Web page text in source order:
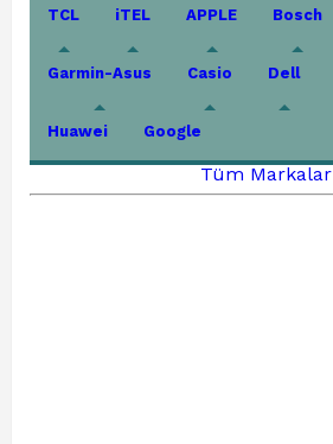
TCL iTEL APPLE Bosch
Garmin-Asus Casio Dell
Huawei Google
Tüm Markalar